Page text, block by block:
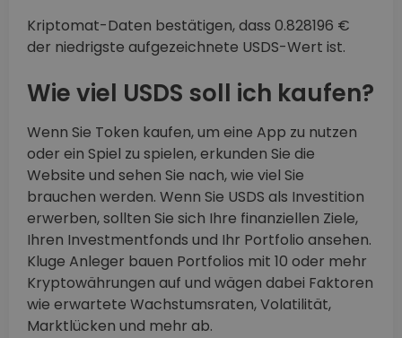
Kriptomat-Daten bestätigen, dass 0.828196 €
der niedrigste aufgezeichnete USDS-Wert ist.
Wie viel USDS soll ich kaufen?
Wenn Sie Token kaufen, um eine App zu nutzen
oder ein Spiel zu spielen, erkunden Sie die
Website und sehen Sie nach, wie viel Sie
brauchen werden. Wenn Sie USDS als Investition
erwerben, sollten Sie sich Ihre finanziellen Ziele,
Ihren Investmentfonds und Ihr Portfolio ansehen.
Kluge Anleger bauen Portfolios mit 10 oder mehr
Kryptowährungen auf und wägen dabei Faktoren
wie erwartete Wachstumsraten, Volatilität,
Marktlücken und mehr ab.